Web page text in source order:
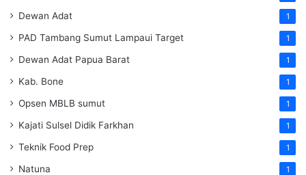
Dewan Adat 1
PAD Tambang Sumut Lampaui Target 1
Dewan Adat Papua Barat 1
Kab. Bone 1
Opsen MBLB sumut 1
Kajati Sulsel Didik Farkhan 1
Teknik Food Prep 1
Natuna 1